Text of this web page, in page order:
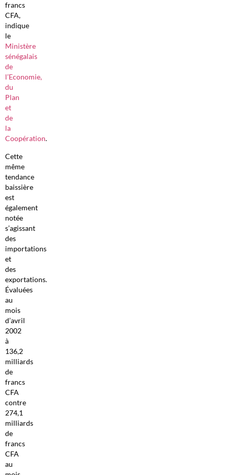
francs
CFA,
indique
le
Ministère
sénégalais
de
l’Economie,
du
Plan
et
de
la
Coopération.
Cette
même
tendance
baissière
est
également
notée
s’agissant
des
importations
et
des
exportations.
Évaluées
au
mois
d’avril
2002
à
136,2
milliards
de
francs
CFA
contre
274,1
milliards
de
francs
CFA
au